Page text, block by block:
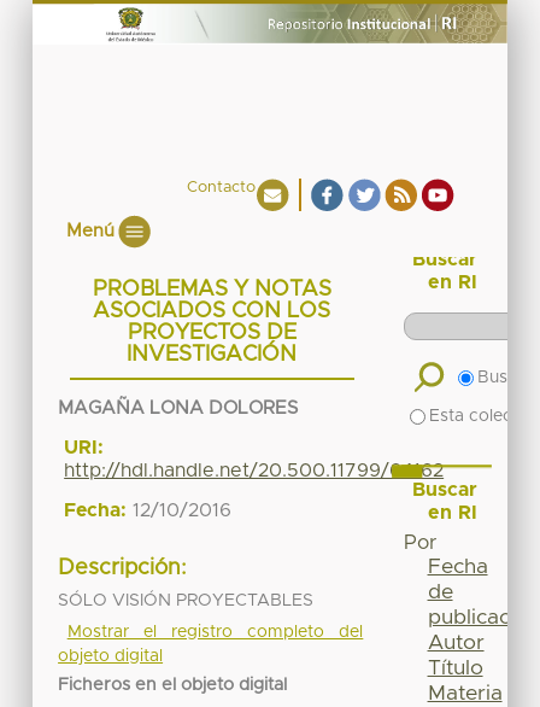
Contacto
Menú
PROBLEMAS Y NOTAS
ASOCIADOS CON LOS
PROYECTOS DE
INVESTIGACIÓN
MAGAÑA LONA DOLORES
URI:
http://hdl.handle.net/20.500.11799/64162
Fecha: 12/10/2016
Descripción:
SÓLO VISIÓN PROYECTABLES
Mostrar el registro completo del
objeto digital
Ficheros en el objeto digital
Buscar
en RI
Buscar
Esta
Buscar
en RI
Por
Fecha
de
publicación
Autor
Título
Materia